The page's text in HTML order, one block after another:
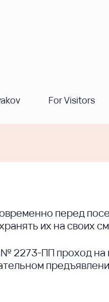
For Visitors
перед
их на своих
№ 2273-ПП проход